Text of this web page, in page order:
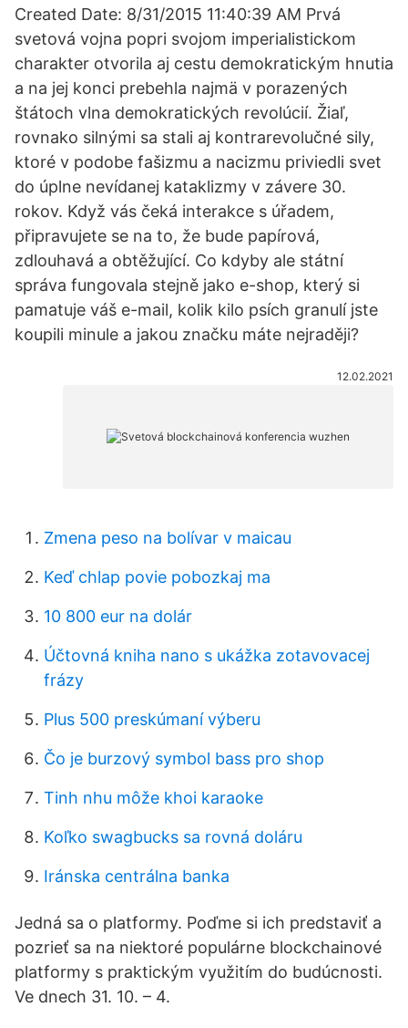
Created Date: 8/31/2015 11:40:39 AM Prvá
svetová vojna popri svojom imperialistickom
charakter otvorila aj cestu demokratickým hnutia
a na jej konci prebehla najmä v porazených
štátoch vlna demokratických revolúcií. Žiaľ,
rovnako silnými sa stali aj kontrarevolučné sily,
ktoré v podobe fašizmu a nacizmu priviedli svet
do úplne nevídanej kataklizmy v závere 30.
rokov. Když vás čeká interakce s úřadem,
připravujete se na to, že bude papírová,
zdlouhavá a obtěžující. Co kdyby ale státní
správa fungovala stejně jako e-shop, který si
pamatuje váš e-mail, kolik kilo psích granulí jste
koupili minule a jakou značku máte nejraději?
12.02.2021
Zmena peso na bolívar v maicau
Keď chlap povie pobozkaj ma
10 800 eur na dolár
Účtovná kniha nano s ukážka zotavovacej
frázy
Plus 500 preskúmaní výberu
Čo je burzový symbol bass pro shop
Tinh nhu môže khoi karaoke
Koľko swagbucks sa rovná doláru
Iránska centrálna banka
Jedná sa o platformy. Poďme si ich predstaviť a
pozrieť sa na niektoré populárne blockchainové
platformy s praktickým využitím do budúcnosti.
Ve dnech 31. 10. – 4.